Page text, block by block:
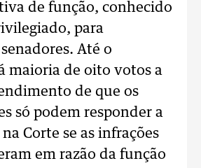
de função, conhecido
para
Até o
maioria de oito votos a
de que os
só podem responder a
Corte se as infrações
em razão da função